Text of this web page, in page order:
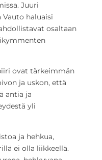
Juuri
haluaisi
osaltaan
ovat tärkeimmän
ja uskon, että
antia ja
yli
ja hehkua,
ei olla liikkeellä.